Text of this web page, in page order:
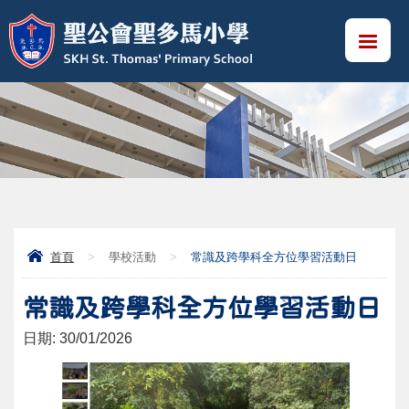
首頁 > 學校活動 > 常識及跨學科全方位學習活動日
常識及跨學科全方位學習活動日
日期: 30/01/2026